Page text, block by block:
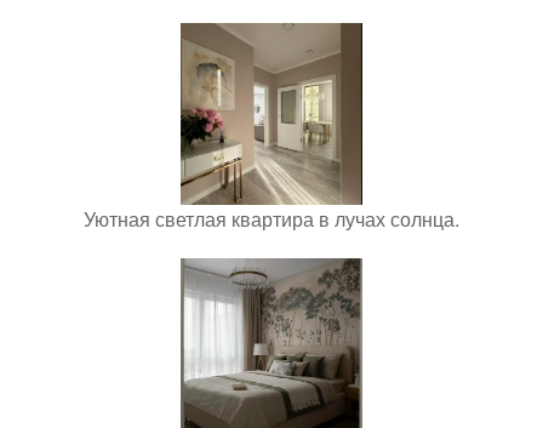
Уютная светлая квартира в лучах солнца.